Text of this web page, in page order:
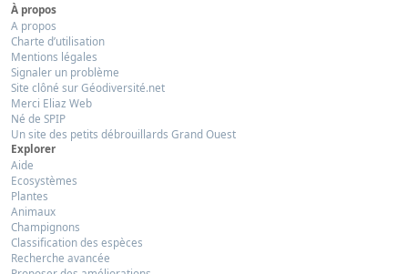
À propos
A propos
Charte d’utilisation
Mentions légales
Signaler un problème
Site clôné sur Géodiversité.net
Merci Eliaz Web
Né de SPIP
Un site des petits débrouillards Grand Ouest
Explorer
Aide
Ecosystèmes
Plantes
Animaux
Champignons
Classification des espèces
Recherche avancée